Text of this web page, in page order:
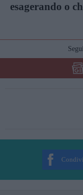
esagerando o